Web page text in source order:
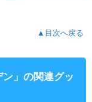
▲目次へ戻る
ン」の関連グッ